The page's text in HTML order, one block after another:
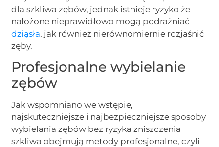
dla szkliwa zębów, jednak istnieje ryzyko że
nałożone nieprawidłowo mogą podrażniać
dziąsła, jak również nierównomiernie rozjaśnić
zęby.
Profesjonalne wybielanie
zębów
Jak wspomniano we wstępie,
najskuteczniejsze i najbezpieczniejsze sposoby
wybielania zębów bez ryzyka zniszczenia
szkliwa obejmują metody profesjonalne, czyli